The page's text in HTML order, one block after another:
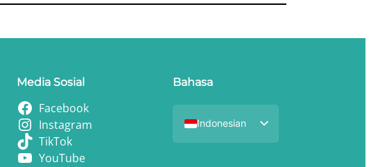
Media Sosial
Facebook
Instagram
TikTok
YouTube
Bahasa
Indonesian
English